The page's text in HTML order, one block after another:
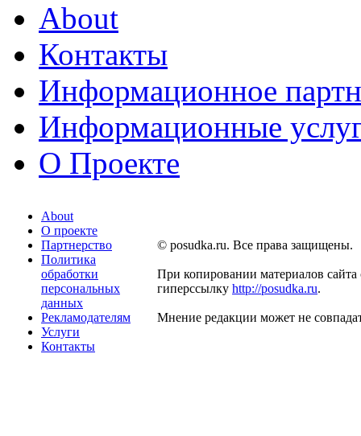
About
Контакты
Информационное
Информационные
О Проекте
About
О проекте
Партнерство
Политика
обработки
персональных
данных
Рекламодателям
Услуги
Контакты
© posudka.ru. Все права защищены.
При копировании материалов сайта
гиперссылку http://posudka.ru.
Мнение редакции может не